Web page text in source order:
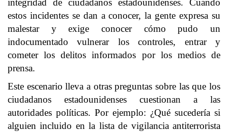
integridad de ciudadanos estadounidenses. Cuando
estos incidentes se dan a conocer, la gente expresa su
malestar y exige conocer cómo pudo un
indocumentado vulnerar los controles, entrar y
cometer los delitos informados por los medios de
prensa.
Este escenario lleva a otras preguntas sobre las que los
ciudadanos estadounidenses cuestionan a las
autoridades políticas. Por ejemplo: ¿Qué sucedería si
alguien incluido en la lista de vigilancia antiterrorista